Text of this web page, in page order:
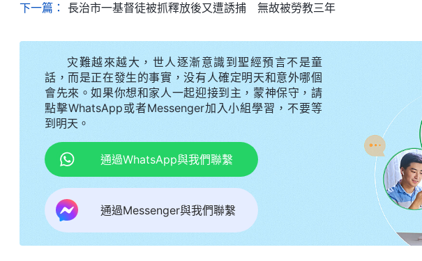
下一篇： 長治市一基督徒被抓釋放後又遭誘捕 無故被勞教三年
灾難越來越大，世人逐漸意識到聖經預言不是童
話，而是正在發生的事實，没有人確定明天和意外哪個
會先來。如果你想和家人一起迎接到主，蒙神保守，請
點擊WhatsApp或者Messenger加入小組學習，不要等
到明天。
通過WhatsApp與我們聯繫
通過Messenger與我們聯繫